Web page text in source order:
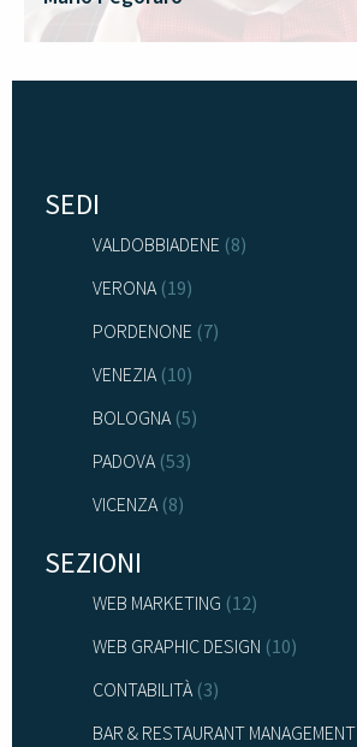
SEDI
VALDOBBIADENE (8)
VERONA(19)
PORDENONE (7)
VENEZIA(10)
BOLOGNA(5)
PADOVA(53)
VICENZA(8)
SEZIONI
WEB MARKETING (12)
WEB GRAPHIC DESIGN (10)
CONTABILITÀ(3)
BAR & RESTAURANT MANAGEMENT